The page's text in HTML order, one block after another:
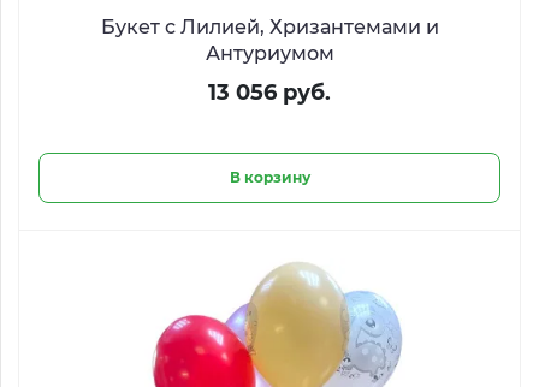
Букет с Лилией, Хризантемами и
Антуриумом
13 056 руб.
В корзину